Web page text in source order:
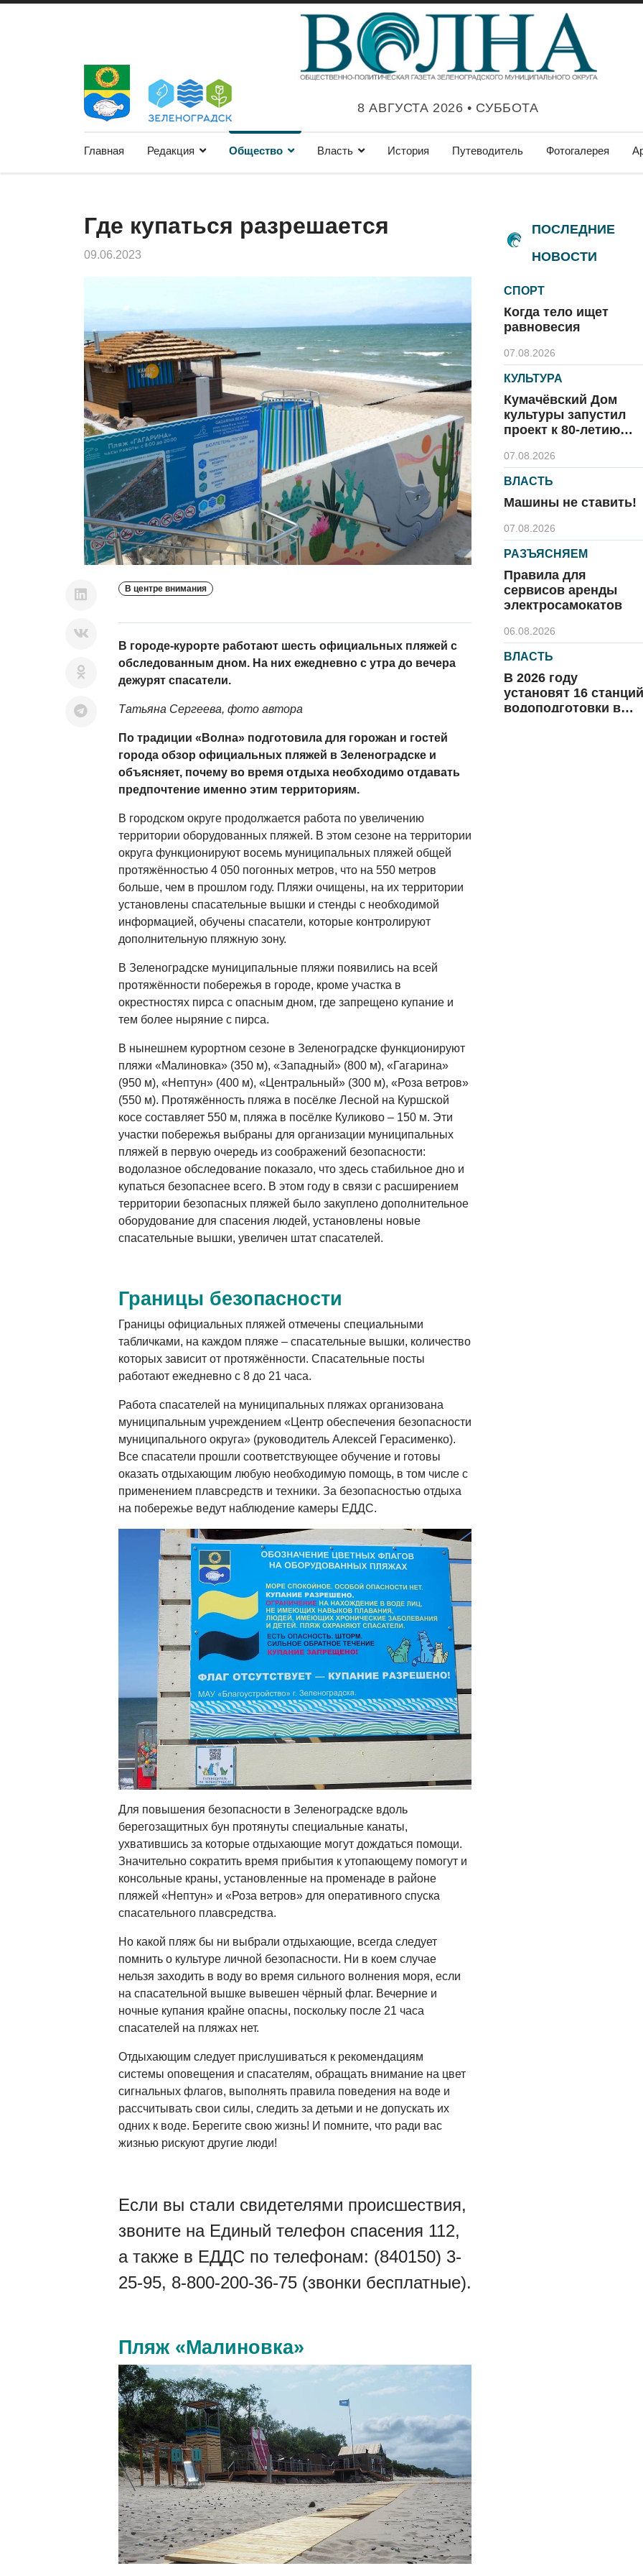
8 АВГУСТА 2026 • СУББОТА
Главная Редакция Общество Власть История Путеводитель Фотогалерея
Где купаться разрешается
09.06.2023
В центре внимания
В городе-курорте работают шесть официальных пляжей с
обследованным дном. На них ежедневно с утра до вечера
дежурят спасатели.
Татьяна Сергеева, фото автора
По традиции «Волна» подготовила для горожан и гостей
города обзор официальных пляжей в Зеленоградске и
объясняет, почему во время отдыха необходимо отдавать
предпочтение именно этим территориям.
В городском округе продолжается работа по увеличению
территории оборудованных пляжей. В этом сезоне на территории
округа функционируют восемь муниципальных пляжей общей
протяжённостью 4 050 погонных метров, что на 550 метров
больше, чем в прошлом году. Пляжи очищены, на их территории
установлены спасательные вышки и стенды с необходимой
информацией, обучены спасатели, которые контролируют
дополнительную пляжную зону.
В Зеленоградске муниципальные пляжи появились на всей
протяжённости побережья в городе, кроме участка в
окрестностях пирса с опасным дном, где запрещено купание и
тем более ныряние с пирса.
В нынешнем курортном сезоне в Зеленоградске функционируют
пляжи «Малиновка» (350 м), «Западный» (800 м), «Гагарина»
(950 м), «Нептун» (400 м), «Центральный» (300 м), «Роза ветров»
(550 м). Протяжённость пляжа в посёлке Лесной на Куршской
косе составляет 550 м, пляжа в посёлке Куликово – 150 м. Эти
участки побережья выбраны для организации муниципальных
пляжей в первую очередь из соображений безопасности:
водолазное обследование показало, что здесь стабильное дно и
купаться безопаснее всего. В этом году в связи с расширением
территории безопасных пляжей было закуплено дополнительное
оборудование для спасения людей, установлены новые
спасательные вышки, увеличен штат спасателей.
Границы безопасности
Границы официальных пляжей отмечены специальными
табличками, на каждом пляже – спасательные вышки, количество
которых зависит от протяжённости. Спасательные посты
работают ежедневно с 8 до 21 часа.
Работа спасателей на муниципальных пляжах организована
муниципальным учреждением «Центр обеспечения безопасности
муниципального округа» (руководитель Алексей Герасименко).
Все спасатели прошли соответствующее обучение и готовы
оказать отдыхающим любую необходимую помощь, в том числе с
применением плавсредств и техники. За безопасностью отдыха
на побережье ведут наблюдение камеры ЕДДС.
Для повышения безопасности в Зеленоградске вдоль
берегозащитных бун протянуты специальные канаты,
ухватившись за которые отдыхающие могут дождаться помощи.
Значительно сократить время прибытия к утопающему помогут и
консольные краны, установленные на променаде в районе
пляжей «Нептун» и «Роза ветров» для оперативного спуска
спасательного плавсредства.
Но какой пляж бы ни выбрали отдыхающие, всегда следует
помнить о культуре личной безопасности. Ни в коем случае
нельзя заходить в воду во время сильного волнения моря, если
на спасательной вышке вывешен чёрный флаг. Вечерние и
ночные купания крайне опасны, поскольку после 21 часа
спасателей на пляжах нет.
Отдыхающим следует прислушиваться к рекомендациям
системы оповещения и спасателям, обращать внимание на цвет
сигнальных флагов, выполнять правила поведения на воде и
рассчитывать свои силы, следить за детьми и не допускать их
одних к воде. Берегите свою жизнь! И помните, что ради вас
жизнью рискуют другие люди!
Если вы стали свидетелями происшествия,
звоните на Единый телефон спасения 112,
а также в ЕДДС по телефонам: (840150) 3-
25-95, 8-800-200-36-75 (звонки бесплатные).
Пляж «Малиновка»
ПОСЛЕДНИЕ
НОВОСТИ
СПОРТ
Когда тело ищет
равновесия
07.08.2026
КУЛЬТУРА
Кумачёвский Дом
культуры запустил
проект к 80-летию
07.08.2026
ВЛАСТЬ
Машины не ставить!
07.08.2026
РАЗЪЯСНЯЕМ
Правила для
сервисов аренды
электросамокатов
06.08.2026
ВЛАСТЬ
В 2026 году
установят 16 станций
водоподготовки в